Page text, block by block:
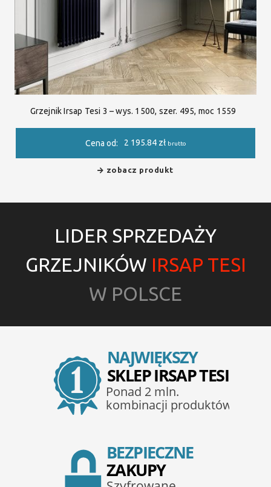
Grzejnik Irsap Tesi 3 – wys. 1500, szer. 495, moc 1559
Cena od: 2 195.84 zł brutto
zobacz produkt
LIDER SPRZEDAŻY
GRZEJNIKÓW IRSAP TESI
W POLSCE